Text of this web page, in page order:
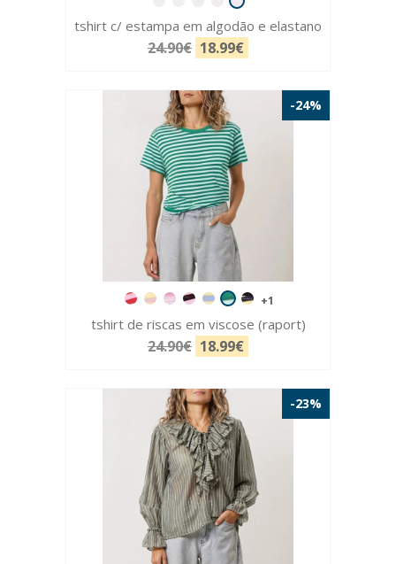
tshirt c/ estampa em algodão e elastano
24.90€ 18.99€
-24%
+1
tshirt de riscas em viscose (raport)
24.90€ 18.99€
-23%